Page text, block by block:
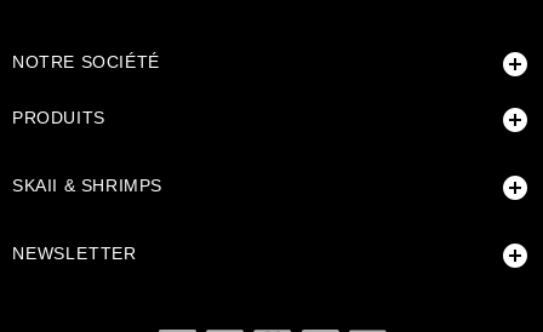
NOTRE SOCIÉTÉ 
PRODUITS 
SKAII & SHRIMPS 
NEWSLETTER 